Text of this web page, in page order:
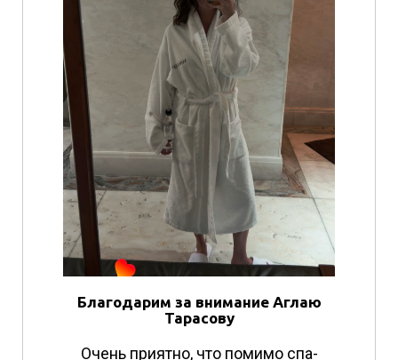
Благодарим за внимание Аглаю
Тарасову
Очень приятно, что помимо спа-